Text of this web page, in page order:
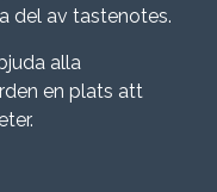
del av tastenotes.
alla
en plats att